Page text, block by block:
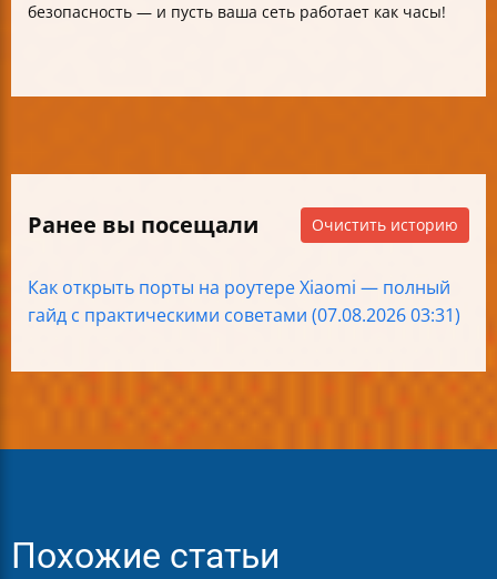
безопасность — и пусть ваша сеть работает как часы!
Ранее вы посещали Очистить историю
Как открыть порты на роутере Xiaomi — полный
гайд с практическими советами (07.08.2026 03:31)
Похожие статьи